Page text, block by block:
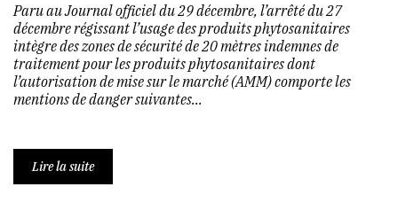
Paru au Journal officiel du 29 décembre, l’arrêté du 27
décembre régissant l’usage des produits phytosanitaires
intègre des zones de sécurité de 20 mètres indemnes de
traitement pour les produits phytosanitaires dont
l’autorisation de mise sur le marché (AMM) comporte les
mentions de danger suivantes...
Lire la suite